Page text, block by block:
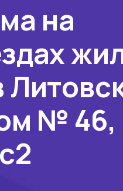
на
№ 46,